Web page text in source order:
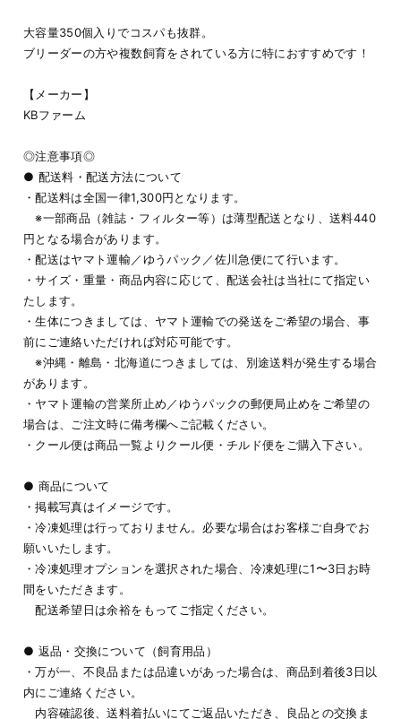
大容量350個入りでコスパも抜群。
ブリーダーの方や複数飼育をされている方に特におすすめです！
【メーカー】
KBファーム
◎注意事項◎
● 配送料・配送方法について
・配送料は全国一律1,300円となります。
※一部商品（雑誌・フィルター等）は薄型配送となり、送料440
円となる場合があります。
・配送はヤマト運輸／ゆうパック／佐川急便にて行います。
・サイズ・重量・商品内容に応じて、配送会社は当社にて指定い
たします。
・生体につきましては、ヤマト運輸での発送をご希望の場合、事
前にご連絡いただければ対応可能です。
※沖縄・離島・北海道につきましては、別途送料が発生する場合
があります。
・ヤマト運輸の営業所止め／ゆうパックの郵便局止めをご希望の
場合は、ご注文時に備考欄へご記載ください。
・クール便は商品一覧よりクール便・チルド便をご購入下さい。
● 商品について
・掲載写真はイメージです。
・冷凍処理は行っておりません。必要な場合はお客様ご自身でお
願いいたします。
・冷凍処理オプションを選択された場合、冷凍処理に1〜3日お時
間をいただきます。
配送希望日は余裕をもってご指定ください。
● 返品・交換について（飼育用品）
・万が一、不良品または品違いがあった場合は、商品到着後3日以
内にご連絡ください。
内容確認後、送料着払いにてご返品いただき、良品との交換ま